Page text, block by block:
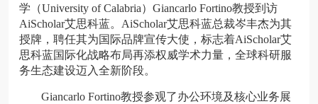
学（University of Calabria）Giancarlo Fortino教授到访
AiScholar艾思科蓝。AiScholar艾思科蓝总裁岑丰杰为其
授牌，聘任其为国际品牌宣传大使，标志着AiScholar艾
思科蓝国际化战略布局再添权威学术力量，全球科研服
务生态建设迈入全新阶段。
Giancarlo Fortino教授参观了办公环境及核心业务展